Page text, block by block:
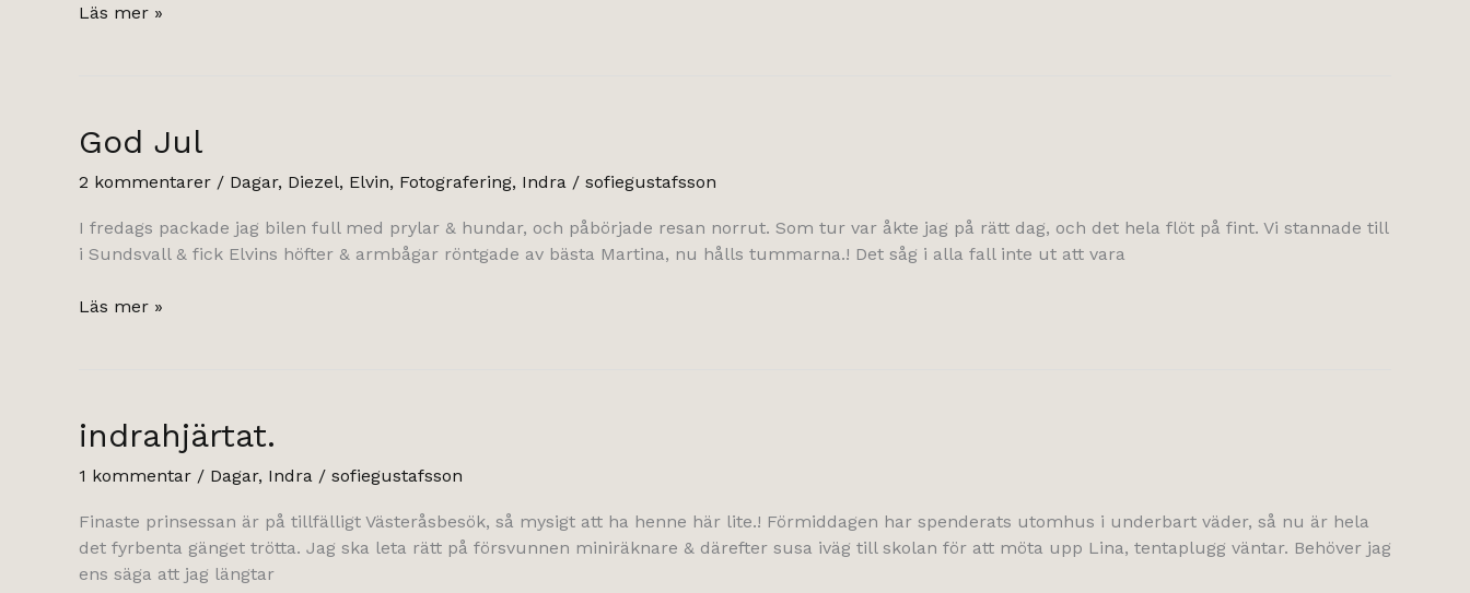
you’re
Läs mer »
God Jul
2 kommentarer / Dagar, Diezel, Elvin, Fotografering, Indra / sofiegustafsson
I fredags packade jag bilen full med prylar & hundar, och påbörjade resan norrut. Som tur var åkte jag på rätt dag, och det hela flöt på fint. Vi stannade till
i Sundsvall & fick Elvins höfter & armbågar röntgade av bästa Martina, nu hålls tummarna.! Det såg i alla fall inte ut att vara
God
Läs mer »
indrahjärtat.
1 kommentar / Dagar, Indra / sofiegustafsson
Finaste prinsessan är på tillfälligt Västeråsbesök, så mysigt att ha henne här lite.! Förmiddagen har spenderats utomhus i underbart väder, så nu är hela
det fyrbenta gänget trötta. Jag ska leta rätt på försvunnen miniräknare & därefter susa iväg till skolan för att möta upp Lina, tentaplugg väntar. Behöver jag
ens säga att jag längtar